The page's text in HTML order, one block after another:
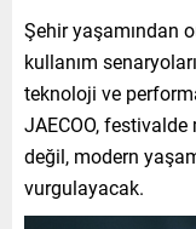
Şehir yaşamından
kullanım
teknoloji ve
JAECOO, festivalde
değil, modern
vurgulayacak.